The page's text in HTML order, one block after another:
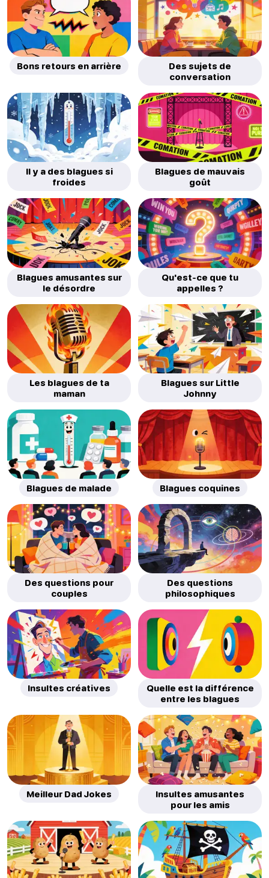
Bons retours en arrière
Des sujets de
conversation
Il y a des blagues si
froides
Blagues de mauvais
goût
Blagues amusantes sur
le désordre
Qu'est-ce que tu
appelles ?
Les blagues de ta
maman
Blagues sur Little
Johnny
Blagues de malade Blagues coquines
Des questions pour
couples
Des questions
philosophiques
Insultes créatives
Quelle est la différence
entre les blagues
Meilleur Dad Jokes
Insultes amusantes
pour les amis